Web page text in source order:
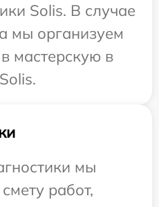
Solis. В случае
мы организуем
мастерскую в
мы
работ,